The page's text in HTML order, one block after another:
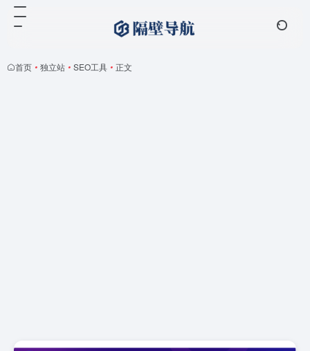
首页 • 独立站 • SEO工具 • 正文